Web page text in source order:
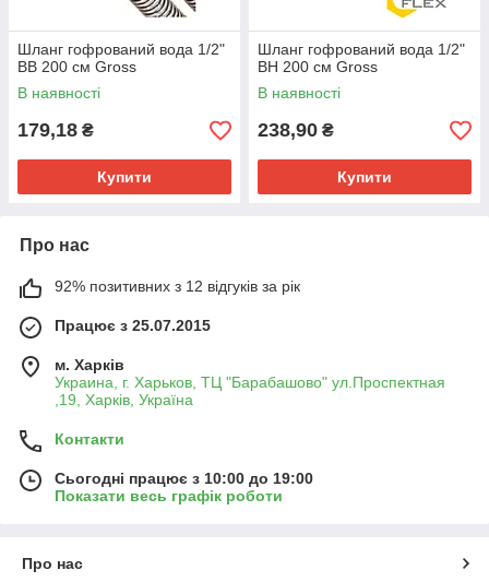
Шланг гофрований вода 1/2"
ВВ 200 см Gross
В наявності
179,18 ₴
Купити
Шланг гофрований вода 1/2"
ВН 200 см Gross
В наявності
238,90 ₴
Купити
Про нас
92% позитивних з 12 відгуків за рік
Працює з 25.07.2015
м. Харків
Украина, г. Харьков, ТЦ "Барабашово" ул.Проспектная
,19, Харків, Україна
Контакти
Сьогодні працює з 10:00 до 19:00
Показати весь графік роботи
Про нас